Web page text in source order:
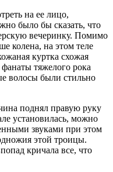
на ее лицо,
было бы сказать, что
вечеринку. Помимо
колена, на этом теле
куртка схожая
тяжелого рока
волосы были стильно
поднял правую руку
установилась, можно
звуками при этом
этой троицы.
кричала все, что